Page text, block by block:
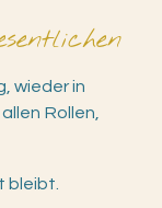
wieder in
Rollen,
bleibt.